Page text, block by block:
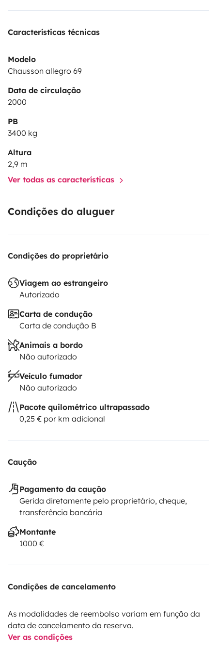
Características técnicas
Modelo
Chausson allegro 69
Data de circulação
2000
PB
3400 kg
Altura
2,9 m
Ver todas as características
Condições do aluguer
Condições do proprietário
Viagem ao estrangeiro
Autorizado
Carta de condução
Carta de condução B
Animais a bordo
Não autorizado
Veículo fumador
Não autorizado
Pacote quilométrico ultrapassado
0,25 € por km adicional
Caução
Pagamento da caução
Gerida diretamente pelo proprietário, cheque,
transferência bancária
Montante
1000 €
Condições de cancelamento
As modalidades de reembolso variam em função da
data de cancelamento da reserva.
Ver as condições